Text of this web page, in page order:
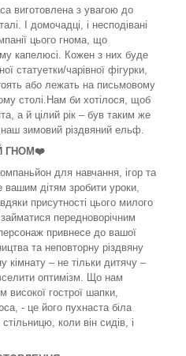
виготовлена ​​з увагою до
І домочадці, і несподівані
цього гнома, що
капелюсі. Кожен з них буде
статуетки/чарівної фігурки,
або лежать на письмовому
столі.Нам би хотілося, щоб
а й цілий рік – був таким же
зимовий різдвяний ельф.
ГНОМ❤️
для навчання, ігор та
дітям зробити уроки,
присутності цього милого
передноворічним
привнесе до вашої
та неповторну різдвяну
кімнату – не тільки дитячу –
оптимізм. Що нам
високої гострої шапки,
- це його пухнаста біла
коли він сидів, і